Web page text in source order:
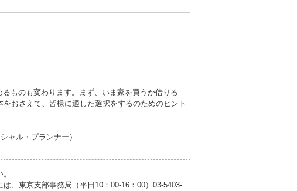
ものも変わります。まず、いま家を買うか借りる
おさえて、皆様に適した選択をするのためのヒント
ャル・プランナー）
、東京支部事務局（平日10：00-16：00）03-5403-